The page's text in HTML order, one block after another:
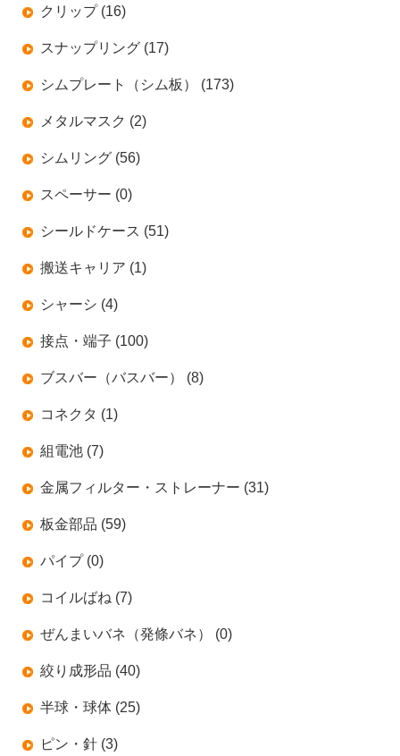
クリップ (16)
スナップリング (17)
シムプレート（シム板） (173)
メタルマスク (2)
シムリング (56)
スペーサー (0)
シールドケース (51)
搬送キャリア (1)
シャーシ (4)
接点・端子 (100)
ブスバー（バスバー） (8)
コネクタ (1)
組電池 (7)
金属フィルター・ストレーナー (31)
板金部品 (59)
パイプ (0)
コイルばね (7)
ぜんまいバネ（発條バネ） (0)
絞り成形品 (40)
半球・球体 (25)
ピン・針 (3)